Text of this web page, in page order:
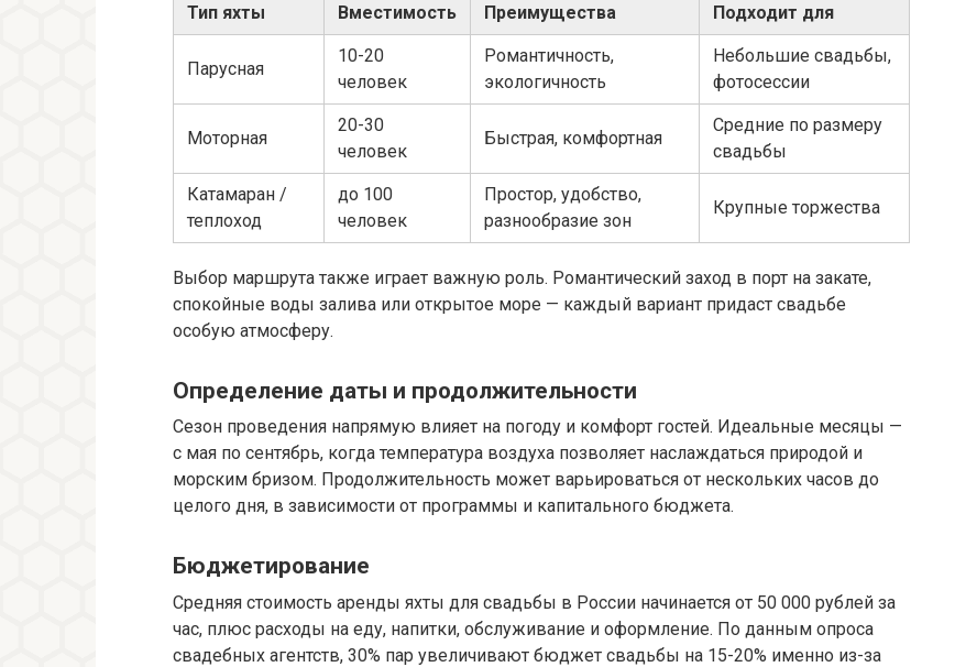
Тип яхты Вместимость Преимущества Подходит для
Парусная
10-20
человек
Романтичность,
экологичность
Небольшие свадьбы,
фотосессии
Моторная
20-30
человек
Быстрая, комфортная
Средние по размеру
свадьбы
Катамаран /
теплоход
до 100
человек
Простор, удобство,
разнообразие зон
Крупные торжества
Выбор маршрута также играет важную роль. Романтический заход в порт на закате,
спокойные воды залива или открытое море — каждый вариант придаст свадьбе
особую атмосферу.
Определение даты и продолжительности
Сезон проведения напрямую влияет на погоду и комфорт гостей. Идеальные месяцы —
с мая по сентябрь, когда температура воздуха позволяет наслаждаться природой и
морским бризом. Продолжительность может варьироваться от нескольких часов до
целого дня, в зависимости от программы и капитального бюджета.
Бюджетирование
Средняя стоимость аренды яхты для свадьбы в России начинается от 50 000 рублей за
час, плюс расходы на еду, напитки, обслуживание и оформление. По данным опроса
свадебных агентств, 30% пар увеличивают бюджет свадьбы на 15-20% именно из-за